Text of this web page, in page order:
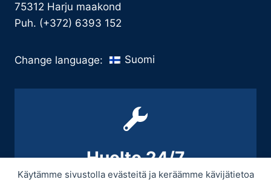
Käytämme sivustolla evästeitä ja keräämme kävijätietoa
75312 Harju maakond
Puh. (+372) 6393 152
Change language: Suomi
Huolto 24/7